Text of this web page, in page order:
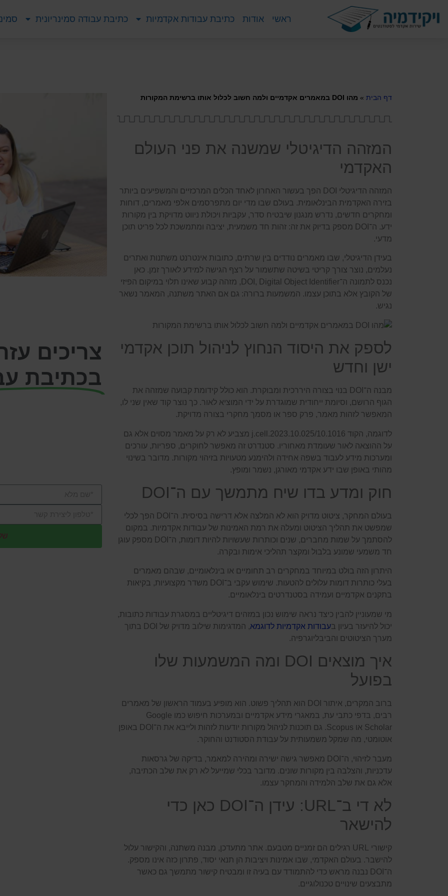
ראשי אודות כתיבת עבודות אקדמיות כתיבת עבודה סמינריונית
דף הבית » מהו DOI במאמרים אקדמיים ולמה חשוב לכלול אותו ברשימת המקורות
המזהה הדיגיטלי שמשנה את פני העולם
האקדמי
המזהה הדיגיטלי DOI הפך בעשור האחרון לאחד הכלים המרכזיים והמשפיעים ביותר
בזירה האקדמית הבינלאומית. בעולם שבו מדי יום מתפרסמים אלפי מאמרים, דוחות
ומחקרים חדשים, נדרש מנגנון שיבטיח סדר, עקביות ויכולת ניווט מדויקת בין מקורות
ידע. ה־DOI מספק בדיוק את זה: זהות חד משמעית, יציבה ומתמשכת לכל פריט תוכן
מדעי.
בעידן הדיגיטלי, שבו מאמרים נודדים בין שרתים, כתובות אינטרנט משתנות ואתרים
נעלמים, נוצר צורך קריטי בשיטה שתשמור על רצף הגישה למידע לאורך זמן. כאן
נכנס לתמונה ה־DOI, Digital Object Identifier, מזהה קבוע שאינו תלוי במיקום הפיזי
של הקובץ אלא בתוכן עצמו. המשמעות ברורה: גם אם האתר משתנה, המאמר נשאר
נגיש.
לספק את היסוד הנחוץ לניהול תוכן אקדמי
ישן וחדש
מבנה ה־DOI בנוי בצורה היררכית ומבוקרת. הוא כולל קידומת קבועה שמזהה את
הגוף הרושם, וסיומת ייחודית שמוגדרת על ידי המוציא לאור. כך נוצר קוד שאין שני לו,
המאפשר לזהות מאמר, פרק ספר או מסמך מחקרי בצורה מדויקת.
לדוגמה, הקוד 10.1016/j.cell.2023.10.025 מצביע לא רק על מאמר מסוים אלא גם
על ההוצאה לאור שעומדת מאחוריו. סטנדרט זה מאפשר לחוקרים, ספריות, עורכים
ומערכות מידע לעבוד בשפה אחידה ולהימנע מטעויות בזיהוי מקורות. מדובר בשינוי
מהותי באופן שבו ידע אקדמי מאורגן, נשמר ומופץ.
חוק ומדע בדו שיח מתמשך עם ה־DOI
בעולם המחקר, ציטוט מדויק הוא לא המלצה אלא דרישה בסיסית. ה־DOI הפך לכלי
שמפשט את תהליך הציטוט ומעלה את רמת האמינות של עבודות אקדמיות. במקום
להסתמך על שמות מחברים, שנים וכותרות שעשויות להיות דומות, ה־DOI מספק עוגן
חד משמעי שמונע בלבול ומקצר תהליכי אימות ובקרה.
היתרון הזה בולט במיוחד במחקרים רב תחומיים או בינלאומיים, שבהם מאמרים
בעלי כותרות דומות עלולים להטעות. שימוש עקבי ב־DOI משדר מקצועיות, בקיאות
בתקנים אקדמיים ועמידה בסטנדרטים בינלאומיים.
מי שמעוניין להבין כיצד נראה שימוש נכון במזהים דיגיטליים במסגרת עבודות כתובות,
יכול להיעזר בעיון בעבודות אקדמיות לדוגמא
, המדגימות שילוב מדויק של DOI בתוך
מערך הציטוטים והביבליוגרפיה.
איך מוצאים DOI ומה המשמעות שלו
בפועל
ברוב המקרים, איתור DOI הוא תהליך פשוט. הוא מופיע בעמוד הראשון של מאמרים
רבים, בדפי כתבי עת, במאגרי מידע אקדמיים ובמערכות חיפוש כמו Google
Scholar או Scopus. גם תוכנות לניהול מקורות יודעות לזהות ולייבא את ה־DOI באופן
אוטומטי, מה שמקל משמעותית על עבודת הסטודנט והחוקר.
מעבר לזיהוי, ה־DOI מאפשר גישה ישירה ומהירה למאמר, בדיקה של גרסאות
עדכניות, והצלבה בין מקורות שונים. מדובר בכלי שמייעל לא רק את שלב הכתיבה,
אלא גם את שלב הלמידה והמחקר עצמו.
לא די ב־URL: עידן ה־DOI כאן כדי
להישאר
קישורי URL רגילים הם זמניים מטבעם. אתר מתעדכן, מבנה משתנה, והקישור עלול
להישבר. בעולם האקדמי, שבו אמינות ויציבות הן תנאי יסוד, פתרון כזה אינו מספק.
ה־DOI נבנה מראש כדי להתמודד עם בעיה זו ומבטיח קישור מתמשך גם כאשר
מתבצעים שינויים טכנולוגיים.
צריכים
בכתיבת